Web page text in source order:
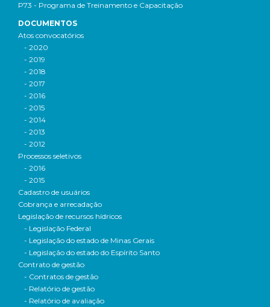
P73 - Programa de Treinamento e Capacitação
DOCUMENTOS
Atos convocatórios
- 2020
- 2019
- 2018
- 2017
- 2016
- 2015
- 2014
- 2013
- 2012
Processos seletivos
- 2016
- 2015
Cadastro de usuários
Cobrança e arrecadação
Legislação de recursos hídricos
- Legislação Federal
- Legislação do estado de Minas Gerais
- Legislação do estado do Espírito Santo
Contrato de gestão
- Contratos de gestão
- Relatório de gestão
- Relatório de avaliação